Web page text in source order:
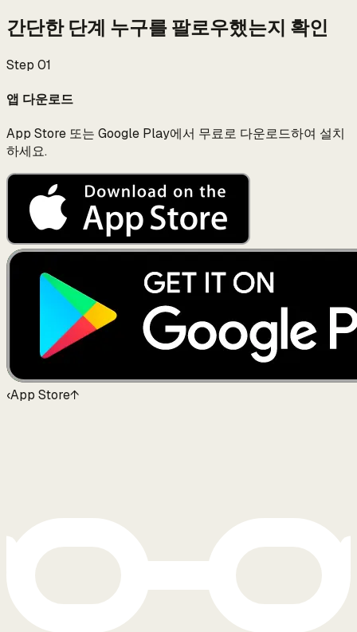
간단한 단계 누구를 팔로우했는지 확인
Step 01
앱 다운로드
App Store 또는 Google Play에서 무료로 다운로드하여 설치
하세요.
‹App Store↑